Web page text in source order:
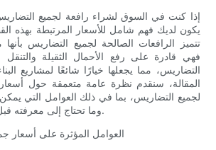
إذا كنت في السوق لشراء رافعة لجميع
يكون لديك فهم شامل للأسعار المرتبطة بهذه
تتميز الرافعات الصالحة لجميع التضاريس بأنها
فهي قادرة على رفع الأحمال الثقيلة
التضاريس، مما يجعلها خيارًا شائعًا لمشاريع
المقالة، سنقدم نظرة عامة متعمقة حول
لجميع التضاريس، بما في ذلك العوامل التي
وما تحتاج إلى معرفته قبل إجراء عملية الشراء.
العوامل المؤثرة على أسعار